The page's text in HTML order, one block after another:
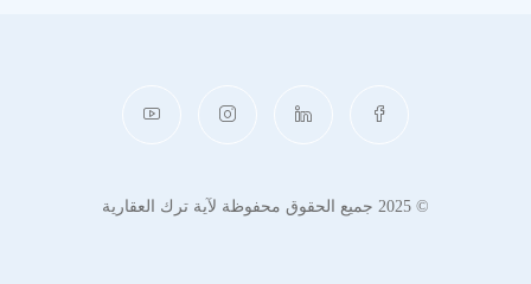
© 2025 جميع الحقوق محفوظة لآية ترك العقارية